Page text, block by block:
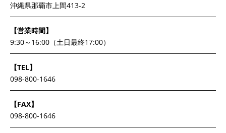
沖縄県那覇市上間413-2
【営業時間】
9:30～16:00（土日最終17:00）
【TEL】
098-800-1646
【FAX】
098-800-1646